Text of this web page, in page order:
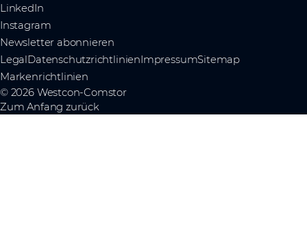
LinkedIn
Instagram
Newsletter abonnieren
LegalDatenschutzrichtlinienImpressumSitemap
Markenrichtlinien
© 2026 Westcon-Comstor
Zum Anfang zurück